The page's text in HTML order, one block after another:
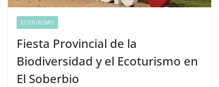
ECOTURISMO
Fiesta Provincial de la
Biodiversidad y el Ecoturismo en
El Soberbio